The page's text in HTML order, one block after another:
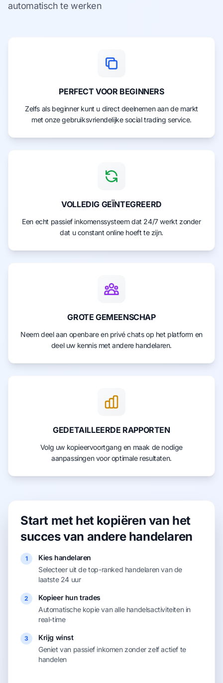
automatisch te werken
PERFECT VOOR BEGINNERS
Zelfs als beginner kunt u direct deelnemen aan de markt
met onze gebruiksvriendelijke social trading service.
VOLLEDIG GEÏNTEGREERD
Een echt passief inkomenssysteem dat 24/7 werkt zonder
dat u constant online hoeft te zijn.
GROTE GEMEENSCHAP
Neem deel aan openbare en privé chats op het platform en
deel uw kennis met andere handelaren.
GEDETAILLEERDE RAPPORTEN
Volg uw kopieervoortgang en maak de nodige
aanpassingen voor optimale resultaten.
Start met het kopiëren van het
succes van andere handelaren
1
Kies handelaren
Selecteer uit de top-ranked handelaren van de
laatste 24 uur
2
Kopieer hun trades
Automatische kopie van alle handelsactiviteiten in
real-time
3
Krijg winst
Geniet van passief inkomen zonder zelf actief te
handelen